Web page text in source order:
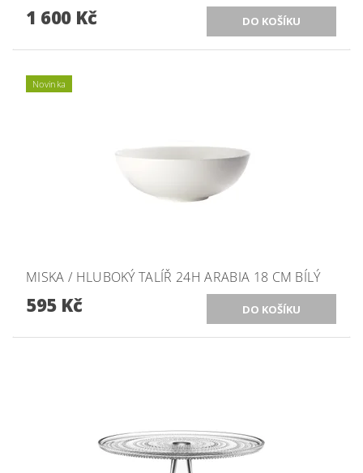
1 600 Kč
Novinka
MISKA / HLUBOKÝ TALÍŘ 24H ARABIA 18 CM BÍLÝ
595 Kč